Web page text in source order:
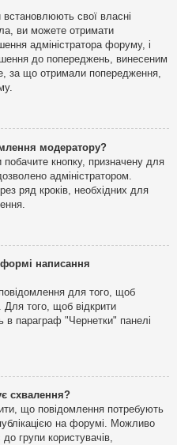
свої власні
ви можете отримати
адміністратора форуму, і
до попереджень, винесеним
за що отримали попередження,
модератору?
кнопку, призначену для
адміністратором.
ряд кроків, необхідних для
написання
для того, щоб
Для того, щоб відкрити
в параграф "Чернетки" панелі
схвалення?
що повідомлення потребують
на форумі. Можливо
групи користувачів,